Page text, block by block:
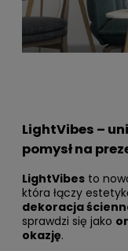
LightVibes –
pomysł na
LightVibes to
która łączy
dekoracja
sprawdzi się jako
okazję.